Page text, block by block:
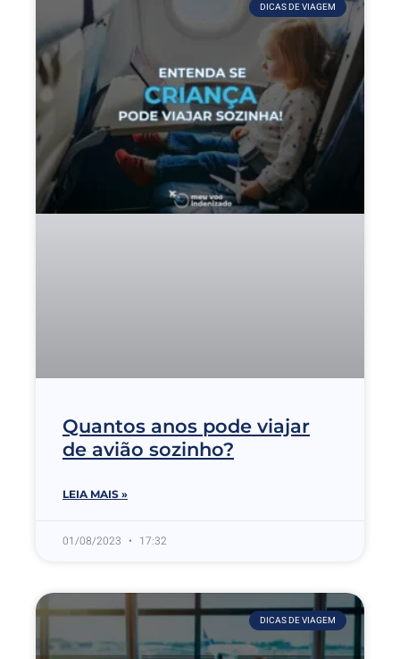
DICAS DE VIAGEM
Quantos anos pode viajar
de avião sozinho?
LEIA MAIS »
01/08/2023 17:32
DICAS DE VIAGEM